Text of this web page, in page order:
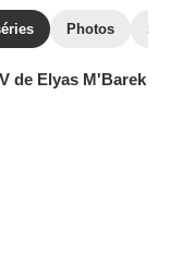
Photos
de Elyas M'Barek